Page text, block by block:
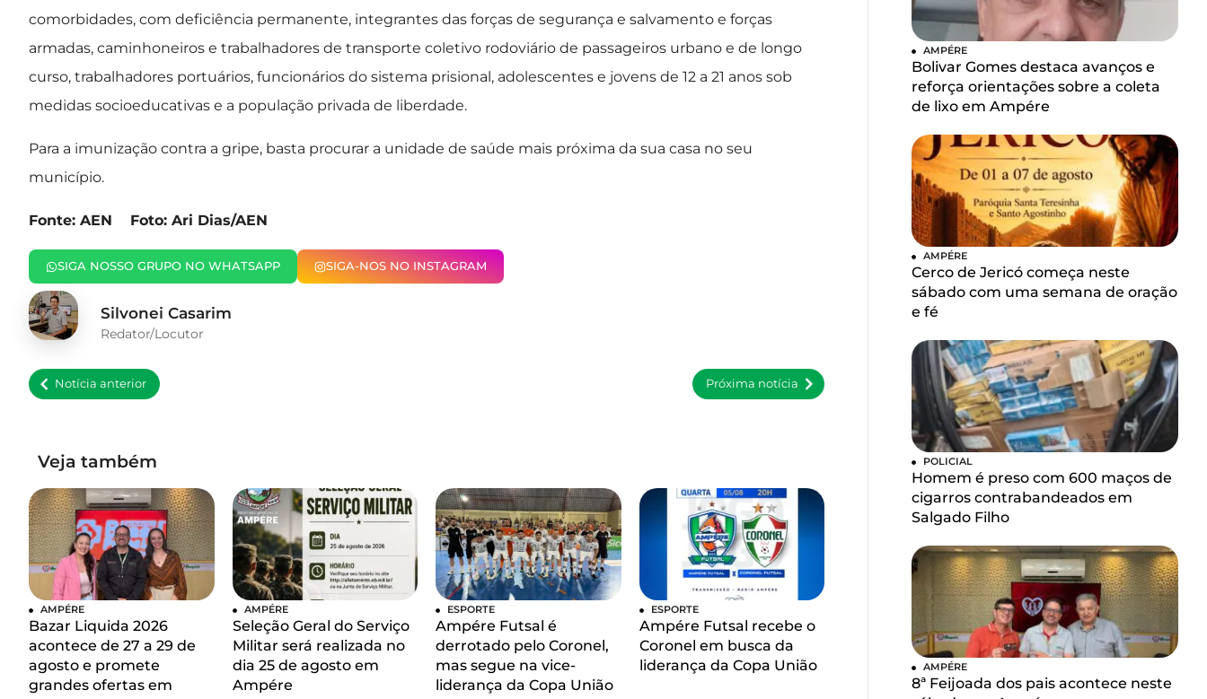
comorbidades, com deficiência permanente, integrantes das forças de segurança e salvamento e forças
armadas, caminhoneiros e trabalhadores de transporte coletivo rodoviário de passageiros urbano e de longo
curso, trabalhadores portuários, funcionários do sistema prisional, adolescentes e jovens de 12 a 21 anos sob
medidas socioeducativas e a população privada de liberdade.
Para a imunização contra a gripe, basta procurar a unidade de saúde mais próxima da sua casa no seu
município.
Fonte: AEN Foto: Ari Dias/AEN
SIGA NOSSO GRUPO NO WHATSAPP SIGA-NOS NO INSTAGRAM
Silvonei Casarim
Redator/Locutor
Notícia anterior Próxima notícia
Veja também
AMPÉRE
Bazar Liquida 2026
acontece de 27 a 29 de
agosto e promete
grandes ofertas em
AMPÉRE
Seleção Geral do Serviço
Militar será realizada no
dia 25 de agosto em
Ampére
ESPORTE
Ampére Futsal é
derrotado pelo Coronel,
mas segue na vice-
liderança da Copa União
ESPORTE
Ampére Futsal recebe o
Coronel em busca da
liderança da Copa União
AMPÉRE
Bolivar Gomes destaca avanços e
reforça orientações sobre a coleta
de lixo em Ampére
AMPÉRE
Cerco de Jericó começa neste
sábado com uma semana de oração
e fé
POLICIAL
Homem é preso com 600 maços de
cigarros contrabandeados em
Salgado Filho
AMPÉRE
8ª Feijoada dos pais acontece neste